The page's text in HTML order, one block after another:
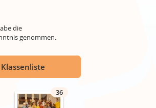
die
genommen.
36